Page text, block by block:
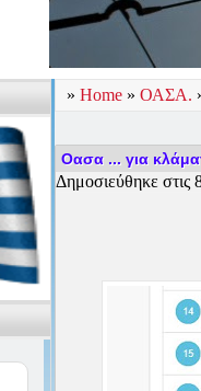
» Home » ΟΑΣΑ.
Οασα ... για
Δημοσιεύθηκε στις